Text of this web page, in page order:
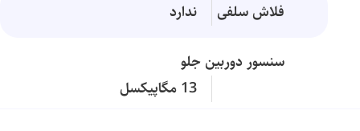
فلاش سلفی ندارد
سنسور دوربین جلو
13 مگاپیکسل